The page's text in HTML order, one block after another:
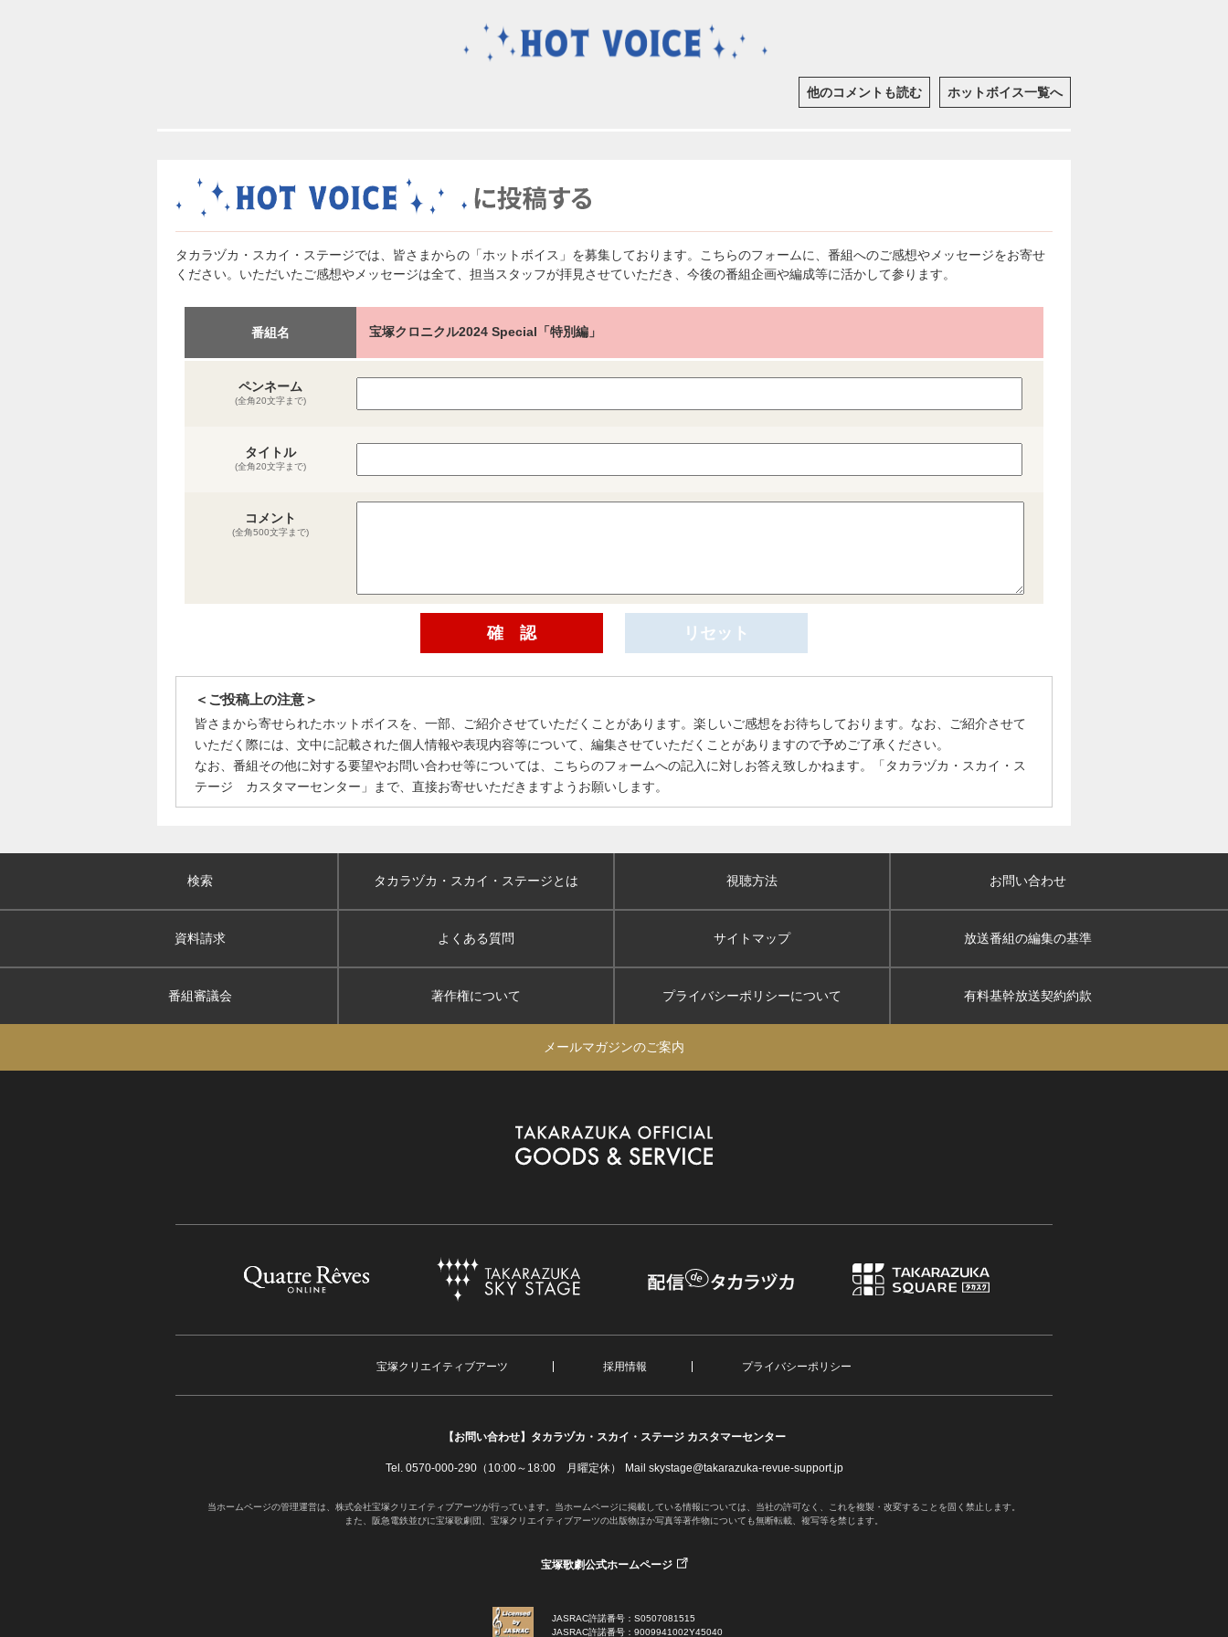
他のコメントも読む ホットボイス一覧へ
タカラヅカ・スカイ・ステージでは、皆さまからの「ホットボイス」を募集しております。こちらのフォームに、番組へのご感想やメッセージをお寄せ
ください。いただいたご感想やメッセージは全て、担当スタッフが拝見させていただき、今後の番組企画や編成等に活かして参ります。
番組名 宝塚クロニクル2024 Special「特別編」
ペンネーム
(全角20文字まで)
タイトル
(全角20文字まで)
コメント
(全角500文字まで)
＜ご投稿上の注意＞
皆さまから寄せられたホットボイスを、一部、ご紹介させていただくことがあります。楽しいご感想をお待ちしております。なお、ご紹介させて
いただく際には、文中に記載された個人情報や表現内容等について、編集させていただくことがありますので予めご了承ください。
なお、番組その他に対する要望やお問い合わせ等については、こちらのフォームへの記入に対しお答え致しかねます。「タカラヅカ・スカイ・ス
テージ カスタマーセンター」まで、直接お寄せいただきますようお願いします。
検索 タカラヅカ・スカイ ・ステージとは 視聴方法 お問い合わせ
資料請求 よくある質問 サイトマップ 放送番組の編集の基準
番組審議会 著作権について プライバシーポリシーについて 有料基幹放送契約約款
メールマガジンのご案内
宝塚クリエイティブアーツ 採用情報 プライバシーポリシー
【お問い合わせ】 タカラヅカ・スカイ・ステージ カスタマーセンター
Tel. 0570-000-290（10:00～18:00 月曜定休） Mail skystage@takarazuka-revue-support.jp
当ホームページの管理運営は、株式会社宝塚クリエイティブアーツが行っています。当ホームページに掲載している情報については、当社の許可なく、これを複製・改変することを固く禁止します。
また、阪急電鉄並びに宝塚歌劇団、宝塚クリエイティブアーツの出版物ほか写真等著作物についても無断転載、複写等を禁じます。
宝塚歌劇公式ホームページ
JASRAC許諾番号：S0507081515
JASRAC許諾番号：9009941002Y45040